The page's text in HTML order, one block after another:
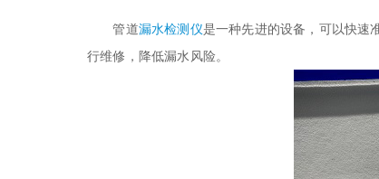
管道漏水检测仪是一种先进的设备，可以快速
行维修，降低漏水风险。